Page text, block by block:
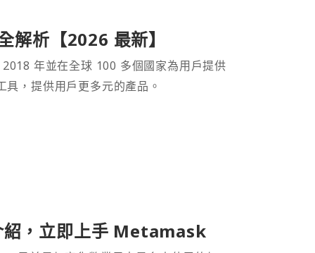
析【2026 最新】
年並在全球 100 多個國家為用戶提供
，提供用戶更多元的產品。
，立即上手 Metamask